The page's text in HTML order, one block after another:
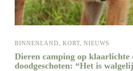
BINNENLAND KORT NIEUWS
Dieren camping op klaarlichte
doodgeschoten: “Het is